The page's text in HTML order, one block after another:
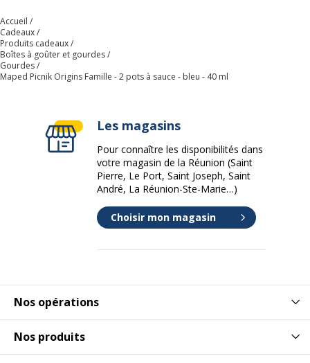
Accueil
Cadeaux
Produits cadeaux
Boîtes à goûter et gourdes
Gourdes
Maped Picnik Origins Famille - 2 pots à sauce - bleu - 40 ml
Nos opérations
Nos produits
Les magasins
Pour connaître les disponibilités dans
votre magasin de la Réunion (Saint
Pierre, Le Port, Saint Joseph, Saint
André, La Réunion-Ste-Marie…)
Choisir mon magasin